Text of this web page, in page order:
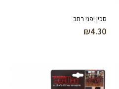
סכין יפני רחב
₪4.30